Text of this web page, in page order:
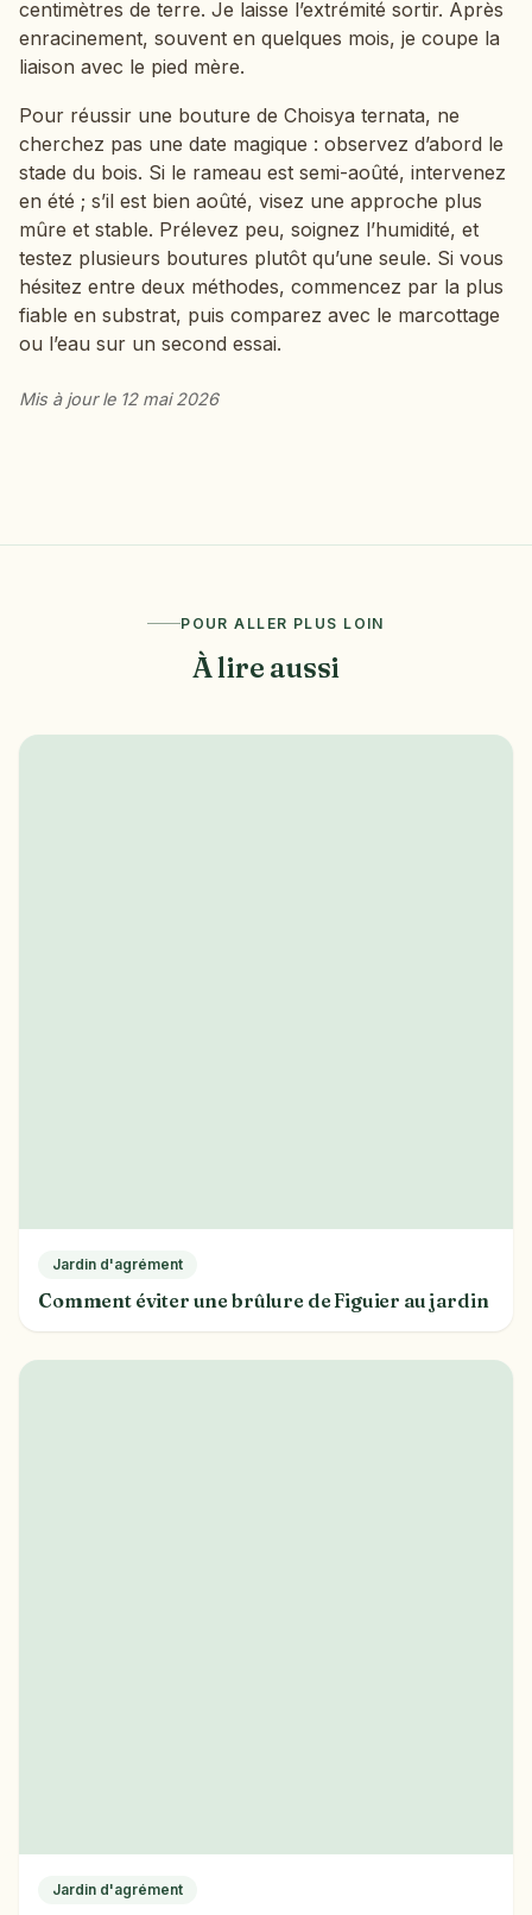
centimètres de terre. Je laisse l’extrémité sortir. Après
enracinement, souvent en quelques mois, je coupe la
liaison avec le pied mère.
Pour réussir une bouture de Choisya ternata, ne
cherchez pas une date magique : observez d’abord le
stade du bois. Si le rameau est semi-aoûté, intervenez
en été ; s’il est bien aoûté, visez une approche plus
mûre et stable. Prélevez peu, soignez l’humidité, et
testez plusieurs boutures plutôt qu’une seule. Si vous
hésitez entre deux méthodes, commencez par la plus
fiable en substrat, puis comparez avec le marcottage
ou l’eau sur un second essai.
Mis à jour le 12 mai 2026
POUR ALLER PLUS LOIN
À lire aussi
Jardin d'agrément
Comment éviter une brûlure de Figuier au jardin
Jardin d'agrément